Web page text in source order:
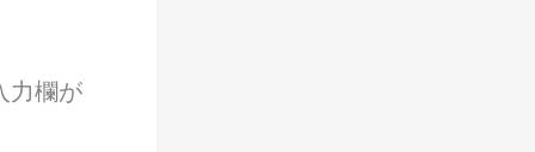
力欄が